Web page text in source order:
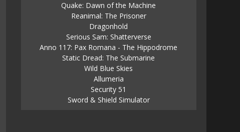
Quake: Dawn of the Machine
Reanimal: The Prisoner
Dragonhold
Serious Sam: Shatterverse
Anno 117: Pax Romana - The Hippodrome
Static Dread: The Submarine
Wild Blue Skies
Allumeria
Security 51
Sword & Shield Simulator